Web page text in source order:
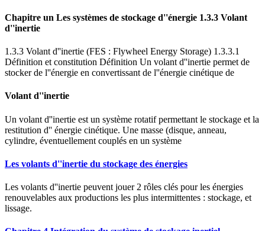
Chapitre un Les systèmes de stockage d''énergie 1.3.3 Volant
d''inertie
1.3.3 Volant d''inertie (FES : Flywheel Energy Storage) 1.3.3.1
Définition et constitution Définition Un volant d''inertie permet de
stocker de l''énergie en convertissant de l''énergie cinétique de
Volant d''inertie
Un volant d''inertie est un système rotatif permettant le stockage et la
restitution d'' énergie cinétique. Une masse (disque, anneau,
cylindre, éventuellement couplés en un système
Les volants d''inertie du stockage des énergies
Les volants d''inertie peuvent jouer 2 rôles clés pour les énergies
renouvelables aux productions les plus intermittentes : stockage, et
lissage.